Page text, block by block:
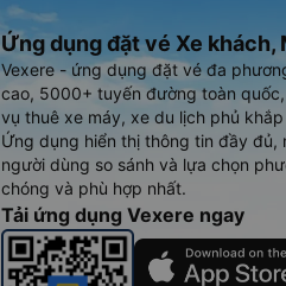
Ứng dụng đặt vé Xe khách,
Vexere - ứng dụng đặt vé đa
cao, 5000+ tuyến đường toàn
vụ thuê xe máy, xe du lịch phủ
Ứng dụng hiển thị thông tin đầy
người dùng so sánh và lựa chọn
chóng và phù hợp nhất.
Tải ứng dụng Vexere ngay